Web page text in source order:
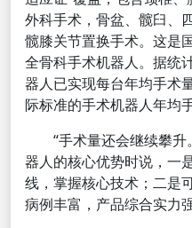
外科手术，骨盆、髋臼、
髋膝关节置换手术。这是
全骨科手术机器人。据统
器人已实现每台年均手术
际标准的手术机器人年均
“手术量还会继续攀升
器人的核心优势时说，一
线，掌握核心技术；二是
病例丰富，产品综合实力强